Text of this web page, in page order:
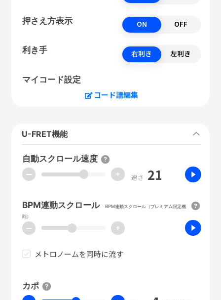
押さえ方表示 ON OFF
利き手 右利き 左利き
マイコード設定
コード譜編集
U-FRET機能
自動スクロール速度
ー + 速さ 21
BPM連動スクロール
BPM連動スクロール（プレミアム限定機
能）
ー +
メトロノームを同時に流す
カポ